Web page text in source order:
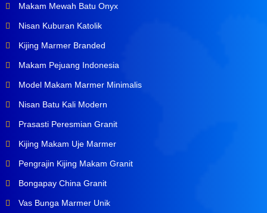
Makam Mewah Batu Onyx
Nisan Kuburan Katolik
Kijing Marmer Branded
Makam Pejuang Indonesia
Model Makam Marmer Minimalis
Nisan Batu Kali Modern
Prasasti Peresmian Granit
Kijing Makam Uje Marmer
Pengrajin Kijing Makam Granit
Bongapay China Granit
Vas Bunga Marmer Unik